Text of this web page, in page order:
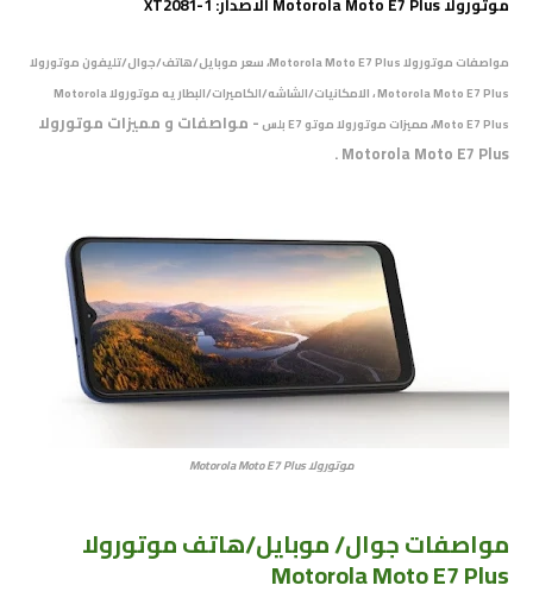
مواصفات موتورولا Motorola Moto E7 Plus، سعر موبايل/هاتف/جوال/تليفون موتورولا
Motorola Moto E7 Plus ، الامكانيات/الشاشه/الكاميرات/البطاريه موتورولا Motorola
Moto E7 Plus، مميزات
موتورولا موتو E7 بلس
- مواصفات و مميزات موتورولا
Motorola Moto E7 Plus .
موتورولا Motorola Moto E7 Plus
مواصفات جوال/ موبايل/هاتف موتورولا
Motorola Moto E7 Plus